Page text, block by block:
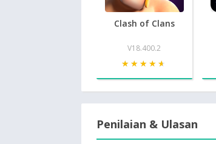
Clash of Clans
V18.400.2
★★★★★
★★★★★
Penilaian & Ulasan